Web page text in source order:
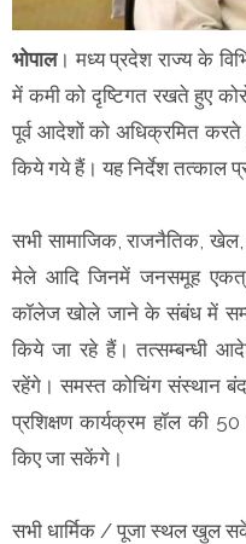
भोपाल। मध्य प्रदेश राज्य के
में कमी को दृष्टिगत रखते हुए
पूर्व आदेशों को अधिक्रमित करते
किये गये हैं। यह निर्देश तत्काल
सभी सामाजिक, राजनैतिक,
मेले आदि जिनमें जनसमूह
कॉलेज खोले जाने के संबंध में
किये जा रहे हैं। तत्सम्बन्धी
रहेंगे। समस्त कोचिंग संस्थान
प्रशिक्षण कार्यक्रम हॉल की
किए जा सकेंगे।
सभी धार्मिक / पूजा स्थल खुल